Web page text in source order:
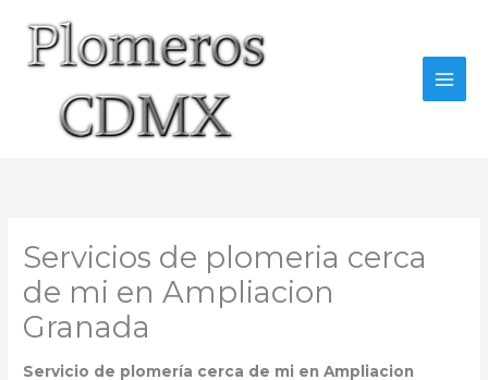
contenido
Servicios de plomeria cerca
de mi en Ampliacion
Granada
Servicio de plomería cerca de mi en Ampliacion